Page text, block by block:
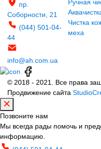
пр.
Соборности, 21
(044) 501-04-
44
info@ah.com.ua
Ручная
Чистка
меха
© 2018 - 2021. Все права
Продвижение сайта
Позвоните нам
Мы всегда рады помочь и
информацию.